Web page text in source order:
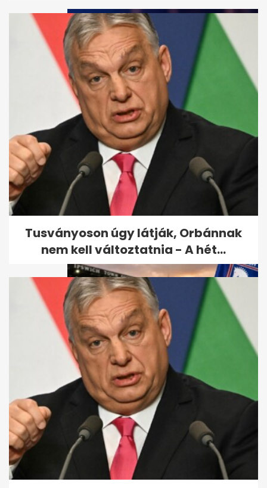
Vitézy: 65 ezres jegyeladás
Balázs DJ-szettjére, mint
Puskás...
Udonis Haslem részesedést
vett az Ipswich Townban,
Premier...
Tusványoson úgy látják, Orbánnak
nem kell változtatnia - A hét...